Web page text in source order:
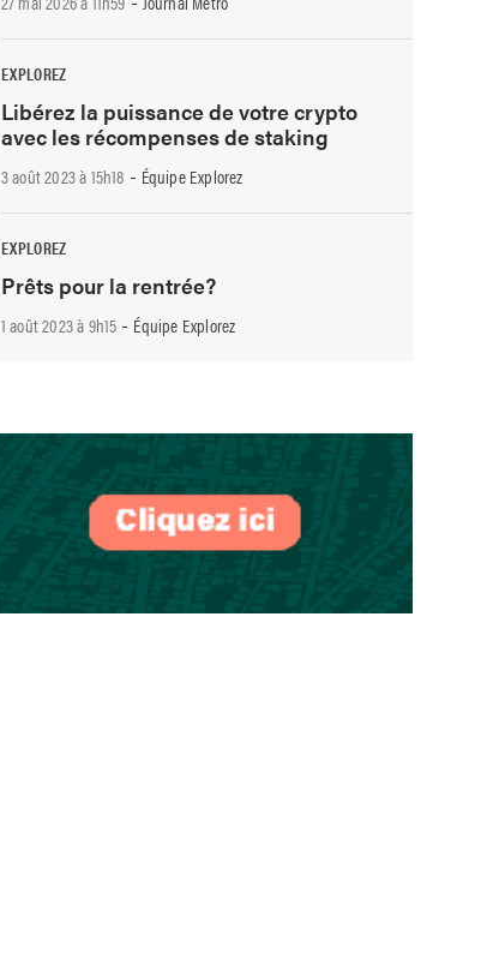
EXPLOREZ
Libérez la puissance de votre crypto
avec les récompenses de staking
3 août 2023 à 15h18 - Équipe Explorez
EXPLOREZ
Prêts pour la rentrée?
1 août 2023 à 9h15 - Équipe Explorez